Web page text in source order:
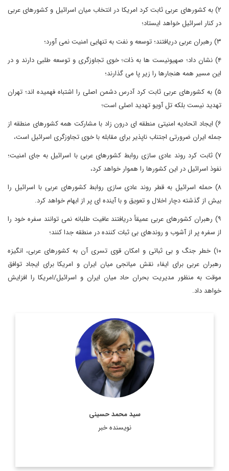
۲) به کشورهای عربی ثابت کرد امریکا در انتخاب میان اسرائیل و کشورهای عربی
در کنار اسرائیل خواهد ایستاد؛
۳) رهبران عربی دریافتند؛ توسعه و نفت به تنهایی امنیت نمی آورد؛
۴) نشان داد؛ صهیونیست ها به ذات؛ خوی تجاوزگری و توسعه طلبی دارند و در
این مسیر همه هنجارها را زیر پا می گذارند؛
۵) به کشورهای عربی ثابت کرد آدرس دشمن اصلی را اشتباه فهمیده اند؛ تهران
تهدید نیست بلکه تل آویو تهدید اصلی است؛
۶) ایجاد اتحادیه امنیتی منطقه ای درون زاد با مشارکت همه کشورهای منطقه از
جمله ایران ضرورتی اجتناب ناپذیر برای مقابله با خوی تجاوزگری اسرائیل است،
۷) ثابت کرد روند عادی سازی روابط کشورهای عربی با اسرائیل به جای امنیت؛
نفوذ اسرائیل در این کشورها را هموار خواهد کرد،
۸) حمله اسرائیل به قطر روند عادی سازی روابط کشورهای عربی با اسرائیل را
بیش از گذشته دچار اخلال و تعویق و با آینده ای پر از ابهام خواهد کرد.
۹) رهبران کشورهای عربی عمیقأ دریافتند عافیت طلبانه نمی توانند سفره خود را
از سفره پر از آشوب و روندهای بی ثبات کننده در منطقه جدا کنند؛
۱۰) خطر جنگ و بی ثباتی و امکان قوی تسری آن به کشورهای عربی، انگیزه
رهبران عربی برای ایفاء نقش میانجی میان ایران و امریکا برای ایجاد توافق
موقت به منظور مدیریت بحران حاد میان ایران و اسرائیل/امریکا را افزایش
خواهد داد.
سید محمد حسینی
نویسنده خبر
سفیر اسبق ایران در عربستان و امارات و کارشناس ارشد مطالعات
منطقه
اطلاعات بیشتر